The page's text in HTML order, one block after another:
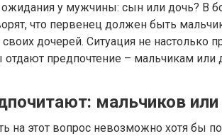
у мужчины: сын или дочь? В
что первенец должен быть
дочерей. Ситуация не настолько
предпочтение – мальчикам или
мальчиков
на этот вопрос невозможно хотя бы